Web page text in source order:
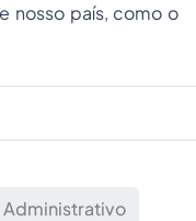
nosso país, como o
Administrativo